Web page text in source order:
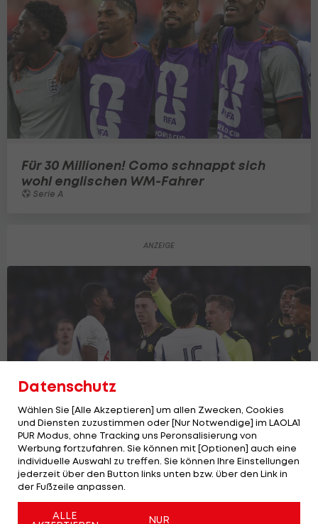
Für 30 Millionen! Como schnappt sich
wohl englischen WM-Fahrer
Serie A
Rückschlag im Konkurrenzkampf: Danso
sieht nach Fehler Rot
Premier League
Datenschutz
Wählen Sie [Alle Akzeptieren] um allen Zwecken, Cookies
und Diensten zuzustimmen oder [Nur Notwendige] im LAOLA1
PUR Modus, ohne Tracking uns Peronsalisierung von
Werbung fortzufahren. Sie können mit [Optionen] auch eine
individuelle Auswahl zu treffen. Sie können Ihre Einstellungen
jederzeit über den Button links unten bzw. über den Link in
der Fußzeile anpassen.
ALLE
NUR